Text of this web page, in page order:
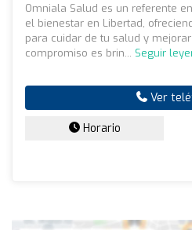
Omniala Salud es un referente
el bienestar en Libertad,
para cuidar de tu salud y
compromiso es brin... Seguir
Ver
Horario